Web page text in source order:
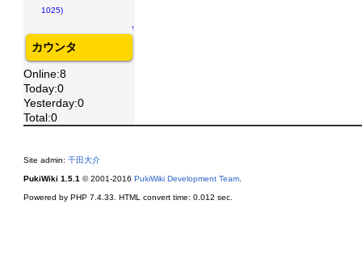
1025)
↑
カウンタ
Online:8
Today:0
Yesterday:0
Total:0
Site admin: 千田大介
PukiWiki 1.5.1 © 2001-2016 PukiWiki Development Team.
Powered by PHP 7.4.33. HTML convert time: 0.012 sec.